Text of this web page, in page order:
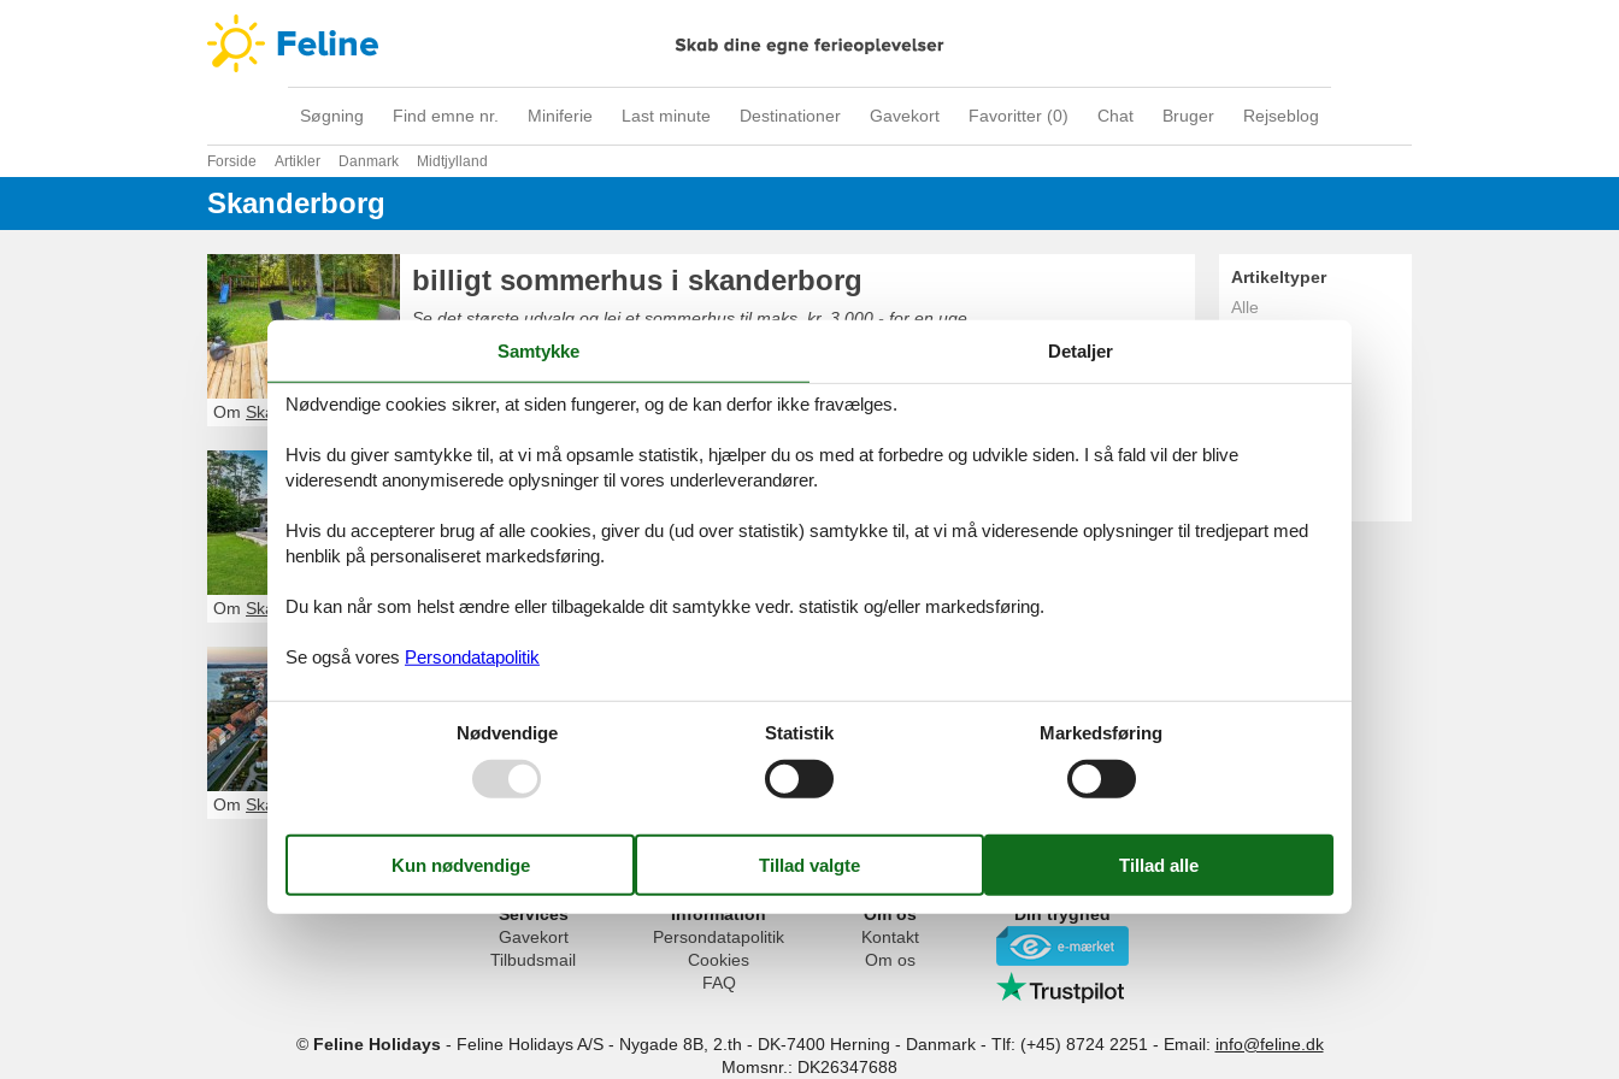
Søgning Find emne nr. Miniferie Last minute Destinationer Gavekort Favoritter (0) Chat Bruger Rejseblog
Forside Artikler Danmark Midtjylland
Skanderborg
billigt sommerhus i skanderborg
Se det største udvalg og lej et sommerhus til maks. kr. 3.000,- for en uge.
Om Skanderborg
langtidsleje sommerhus skanderborg
Om Skanderborg
Sommerhus i Skanderborg
område blandt smukke skove og idylliske søer. Gør brug af de dejlige cykel- og vandreruter, der
findes her, og lad også et par af feriens udflugter gå til besøg på nogle af egnens spændende
museer.
Om Skanderborg
Artikeltyper
Alle
Danmark
Services
Gavekort
Tilbudsmail
Information
Persondatapolitik
Cookies
FAQ
Om os
Kontakt
Om os
Din tryghed
© Feline Holidays- Feline Holidays A/S- Nygade 8B, 2.th - DK-7400 Herning - Danmark - Tlf: (+45) 8724 2251 - Email: info@feline.dk
Momsnr.: DK26347688
Samtykke Detaljer
Nødvendige cookies sikrer, at siden fungerer, og de kan derfor ikke fravælges.
Hvis du giver samtykke til, at vi må opsamle statistik, hjælper du os med at forbedre og udvikle siden. I så fald vil der blive
videresendt anonymiserede oplysninger til vores underleverandører.
Hvis du accepterer brug af alle cookies, giver du (ud over statistik) samtykke til, at vi må videresende oplysninger til tredjepart med
henblik på personaliseret markedsføring.
Du kan når som helst ændre eller tilbagekalde dit samtykke vedr. statistik og/eller markedsføring.
Se også vores Persondatapolitik
Nødvendige Statistik Markedsføring